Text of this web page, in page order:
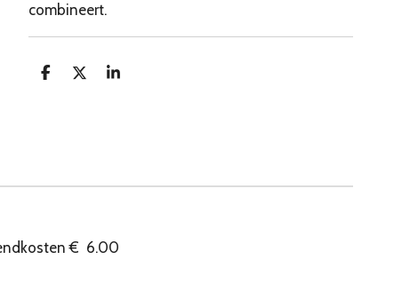
combineert.
D
D
S
€ 6.00